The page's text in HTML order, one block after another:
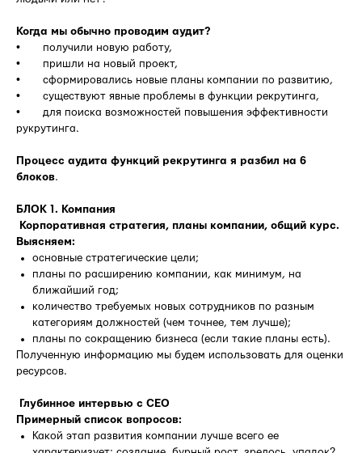
Когда мы обычно проводим аудит?
• получили новую работу,
• пришли на новый проект,
• сформировались новые планы компании по развитию,
• существуют явные проблемы в функции рекрутинга,
• для поиска возможностей повышения эффективности
рукрутинга.
Процесс аудита функций рекрутинга я разбил на 6
блоков.
БЛОК 1. Компания
Корпоративная стратегия, планы компании, общий курс.
Выясняем:
основные стратегические цели;
планы по расширению компании, как минимум, на
ближайший год;
количество требуемых новых сотрудников по разным
категориям должностей (чем точнее, тем лучше);
планы по сокращению бизнеса (если такие планы есть).
Полученную информацию мы будем использовать для оценки
ресурсов.
Глубинное интервью с CEO
Примерный список вопросов:
Какой этап развития компании лучше всего ее